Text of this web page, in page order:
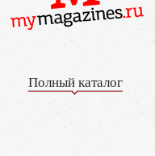
Полный каталог